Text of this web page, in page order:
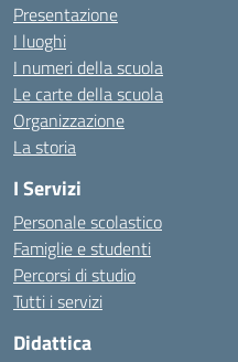
Presentazione
I luoghi
I numeri della scuola
Le carte della scuola
Organizzazione
La storia
I Servizi
Personale scolastico
Famiglie e studenti
Percorsi di studio
Tutti i servizi
Didattica